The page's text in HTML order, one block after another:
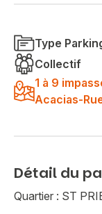
Type
Collectif
1 à 9
Acacias-
Détail du
Quartier : ST